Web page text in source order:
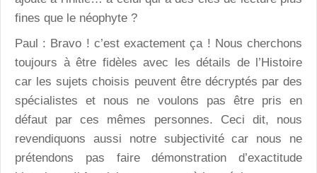
fines que le néophyte ?
Paul : Bravo ! c’est exactement ça ! Nous cherchons
toujours à être fidèles avec les détails de l’Histoire
car les sujets choisis peuvent être décryptés par des
spécialistes et nous ne voulons pas être pris en
défaut par ces mêmes personnes. Ceci dit, nous
revendiquons aussi notre subjectivité car nous ne
prétendons pas faire démonstration d’exactitude